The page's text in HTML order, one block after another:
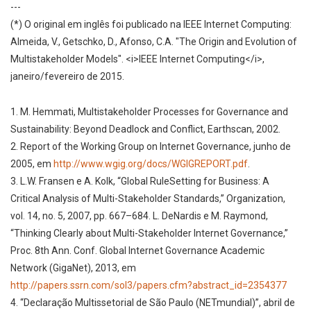
---
(*) O original em inglês foi publicado na IEEE Internet Computing:
Almeida, V., Getschko, D., Afonso, C.A. "The Origin and Evolution of
Multistakeholder Models". <i>IEEE Internet Computing</i>,
janeiro/fevereiro de 2015.
1. M. Hemmati, Multistakeholder Processes for Governance and
Sustainability: Beyond Deadlock and Conflict, Earthscan, 2002.
2. Report of the Working Group on Internet Governance, junho de
2005, em http://www.wgig.org/docs/WGIGREPORT.pdf
3. L.W. Fransen e A. Kolk, “Global RuleSetting for Business: A
Critical Analysis of Multi-Stakeholder Standards,” Organization,
vol. 14, no. 5, 2007, pp. 667–684. L. DeNardis e M. Raymond,
“Thinking Clearly about Multi-Stakeholder Internet Governance,”
Proc. 8th Ann. Conf. Global Internet Governance Academic
Network (GigaNet), 2013, em
http://papers.ssrn.com/sol3/papers.cfm?abstract_id=2354377
4. “Declaração Multissetorial de São Paulo (NETmundial)”, abril de